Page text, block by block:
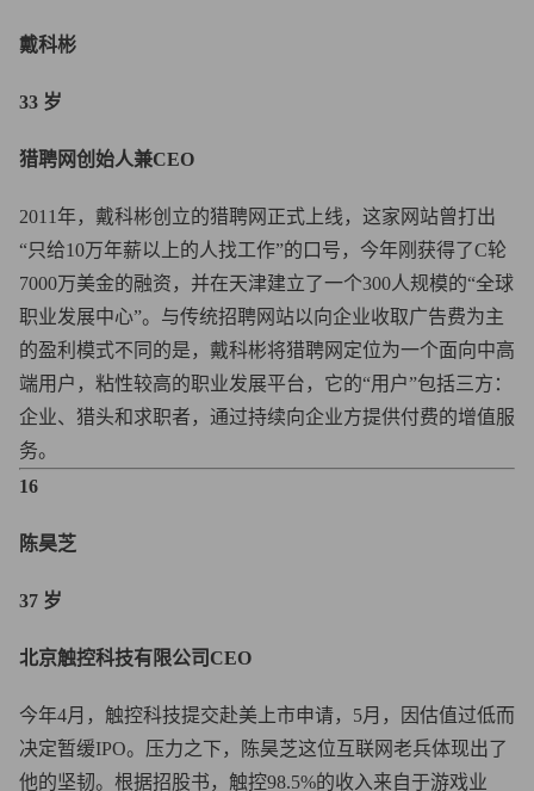
戴科彬
33 岁
猎聘网创始人兼CEO
2011年，戴科彬创立的猎聘网正式上线，这家网站曾打出
“只给10万年薪以上的人找工作”的口号，今年刚获得了C轮
7000万美金的融资，并在天津建立了一个300人规模的“全球
职业发展中心”。与传统招聘网站以向企业收取广告费为主
的盈利模式不同的是，戴科彬将猎聘网定位为一个面向中高
端用户，粘性较高的职业发展平台，它的“用户”包括三方：
企业、猎头和求职者，通过持续向企业方提供付费的增值服
务。
16
陈昊芝
37 岁
北京触控科技有限公司CEO
今年4月，触控科技提交赴美上市申请，5月，因估值过低而
决定暂缓IPO。压力之下，陈昊芝这位互联网老兵体现出了
他的坚韧。根据招股书，触控98.5%的收入来自于游戏业